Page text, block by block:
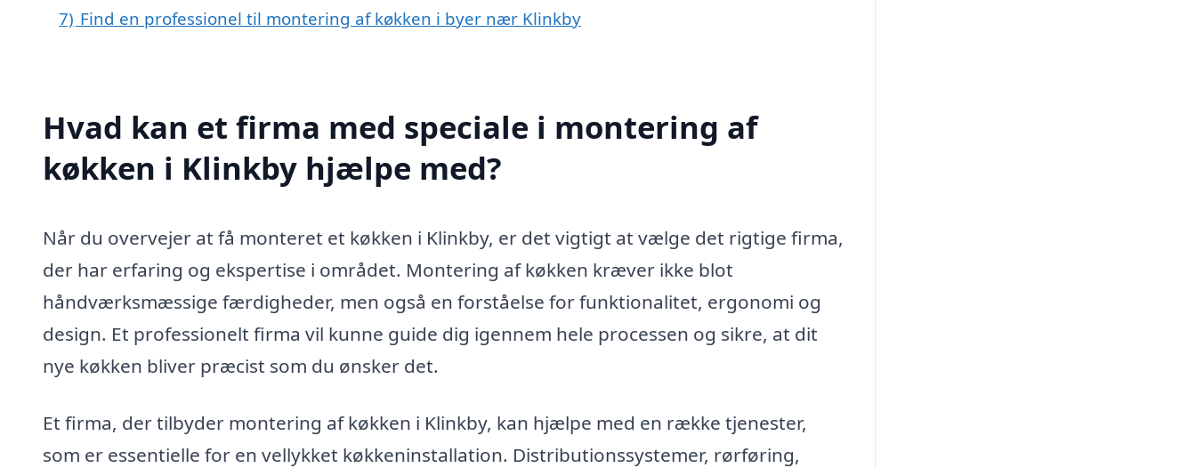
7) Find en professionel til montering af køkken i byer nær Klinkby
Hvad kan et firma med speciale i montering af
køkken i Klinkby hjælpe med?
Når du overvejer at få monteret et køkken i Klinkby, er det vigtigt at vælge det rigtige firma,
der har erfaring og ekspertise i området. Montering af køkken kræver ikke blot
håndværksmæssige færdigheder, men også en forståelse for funktionalitet, ergonomi og
design. Et professionelt firma vil kunne guide dig igennem hele processen og sikre, at dit
nye køkken bliver præcist som du ønsker det.
Et firma, der tilbyder montering af køkken i Klinkby, kan hjælpe med en række tjenester,
som er essentielle for en vellykket køkkeninstallation. Distributionssystemer, rørføring,